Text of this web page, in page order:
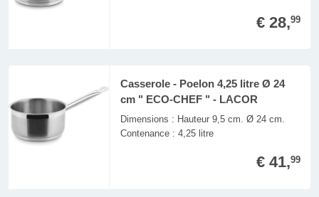
€ 28,99
Casserole - Poelon 4,25 litre Ø 24
cm " ECO-CHEF " - LACOR
Dimensions : Hauteur 9,5 cm. Ø 24 cm.
Contenance : 4,25 litre
€ 41,99